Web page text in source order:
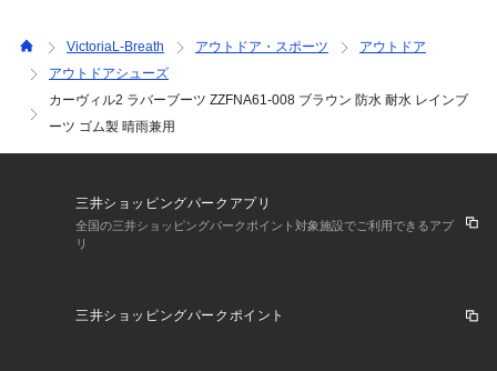
※靴ひもの長さについては、左右10cm以内の差までは弊社許
容内とさせていただいております。
左右の紐に10cm以上の差がある場合はメールにてお問い合わ
せください。
※ブラウザやお使いのモニター環境により、掲載画像と実際の
商品の色味が若干異なる場合があります。
※掲載の価格・製品のパッケージ・デザイン・仕様について、
toria L-Breath 雨具 レイングッズ 靴 Lady's Ladys レディー
VictoriaL-Breath アウトドア・スポーツ
アウトドア
アウトドアシューズ
カーヴィル2 ラバーブーツ ZZFNA61-008 ブラウン 防水 耐水 レインブ
ーツ ゴム製 晴雨兼用
三井ショッピングパークアプリ
全国の三井ショッピングパークポイント対象施設でご利用できるアプ
リ
三井ショッピングパークポイント